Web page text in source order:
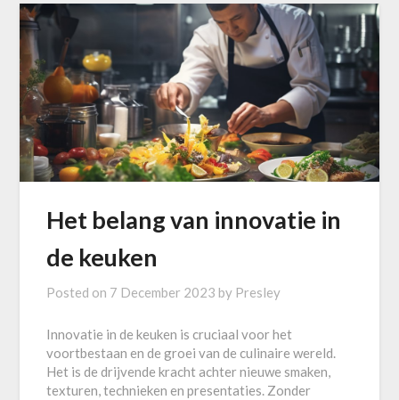
Het belang van innovatie in
de keuken
Posted on 7 December 2023 by Presley
Innovatie in de keuken is cruciaal voor het
voortbestaan en de groei van de culinaire wereld.
Het is de drijvende kracht achter nieuwe smaken,
texturen, technieken en presentaties. Zonder